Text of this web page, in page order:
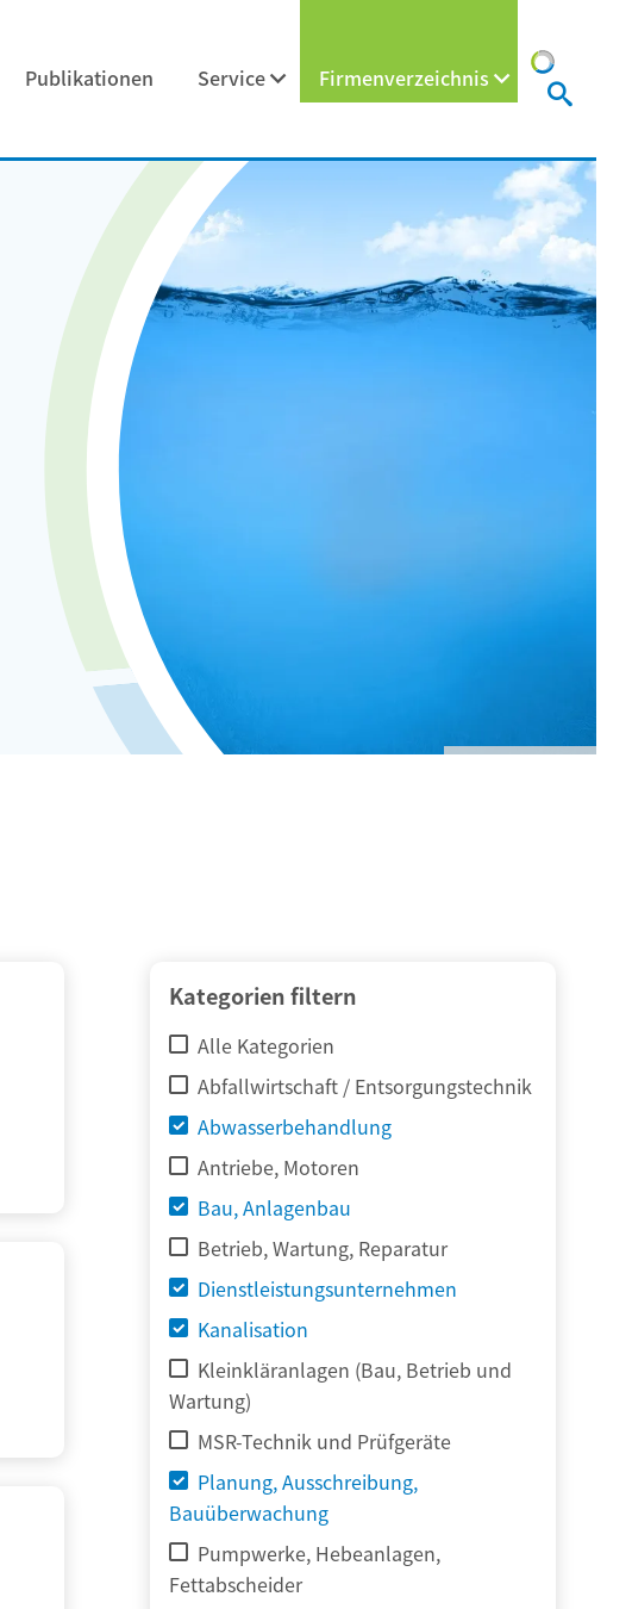
Publikationen Service Firmenverzeichnis
Kategorien filtern
Alle Kategorien
Abfallwirtschaft / Entsorgungstechnik
Abwasserbehandlung
Antriebe, Motoren
Bau, Anlagenbau
Betrieb, Wartung, Reparatur
Dienstleistungsunternehmen
Kanalisation
Kleinkläranlagen (Bau, Betrieb und
Wartung)
MSR-Technik und Prüfgeräte
Planung, Ausschreibung,
Bauüberwachung
Pumpwerke, Hebeanlagen,
Fettabscheider